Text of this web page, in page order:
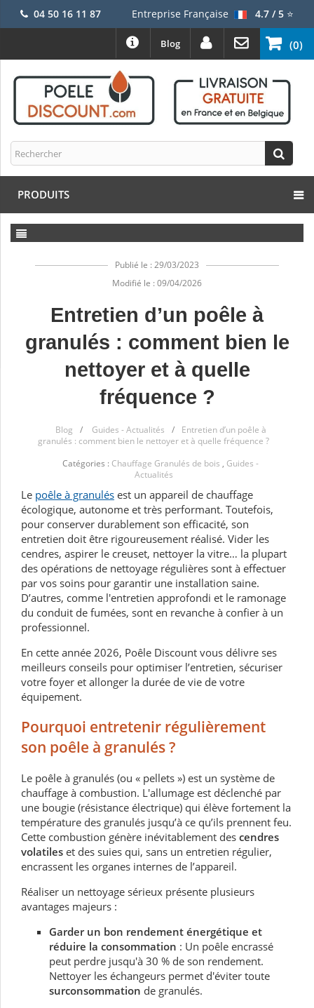
04 50 16 11 87 Entreprise Française 4.7 / 5⭐
(0)
Blog
PRODUITS
Publié le : 29/03/2023
Modifié le : 09/04/2026
Entretien d’un poêle à
granulés : comment bien le
nettoyer et à quelle
fréquence ?
Blog / Guides - Actualités /
Entretien d’un poêle à
granulés : comment bien le nettoyer et à quelle fréquence ?
Catégories : Chauffage Granulés de bois , Guides -
Actualités
Le poêle à granulés est un appareil de chauffage
écologique, autonome et très performant. Toutefois,
pour conserver durablement son efficacité, son
entretien doit être rigoureusement réalisé. Vider les
cendres, aspirer le creuset, nettoyer la vitre… la plupart
des opérations de nettoyage régulières sont à effectuer
par vos soins pour garantir une installation saine.
D’autres, comme l'entretien approfondi et le ramonage
du conduit de fumées, sont en revanche à confier à un
professionnel.
En cette année 2026, Poêle Discount vous délivre ses
meilleurs conseils pour optimiser l’entretien, sécuriser
votre foyer et allonger la durée de vie de votre
équipement.
Pourquoi entretenir régulièrement
son poêle à granulés ?
Le poêle à granulés (ou « pellets ») est un système de
chauffage à combustion. L'allumage est déclenché par
une bougie (résistance électrique) qui élève fortement la
température des granulés jusqu’à ce qu’ils prennent feu.
Cette combustion génère inévitablement des cendres
volatiles et des suies qui, sans un entretien régulier,
encrassent les organes internes de l’appareil.
Réaliser un nettoyage sérieux présente plusieurs
avantages majeurs :
Garder un bon rendement énergétique et
réduire la consommation : Un poêle encrassé
peut perdre jusqu'à 30 % de son rendement.
Nettoyer les échangeurs permet d'éviter toute
surconsommation de granulés.